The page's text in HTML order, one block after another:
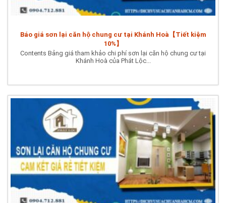
Báo giá sơn lại căn hộ chung cư tại Khánh Hoà【Tiết kiệm
10%】
Contents Bảng giá tham khảo chi phí sơn lại căn hộ chung cư tại
Khánh Hoà của Phát Lộc...